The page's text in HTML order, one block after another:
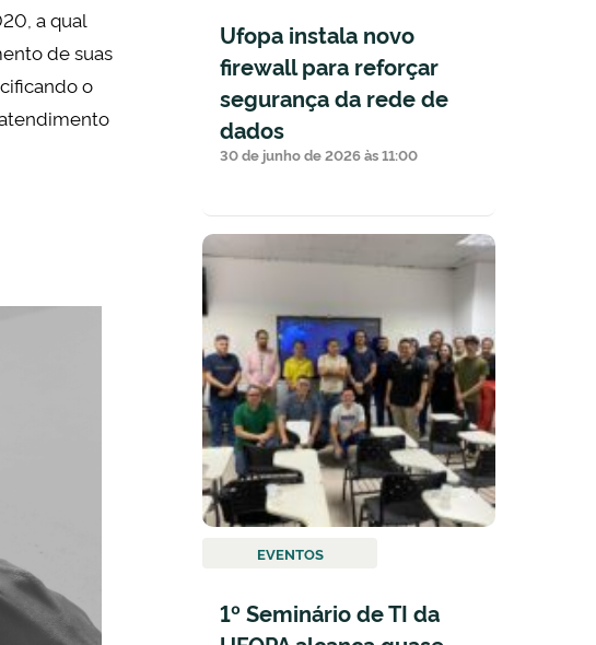
a qual
de suas
o
Ufopa instala novo
firewall para reforçar
segurança da rede de
dados
30 de junho de 2026 às 11:00
EVENTOS
1º Seminário de TI da